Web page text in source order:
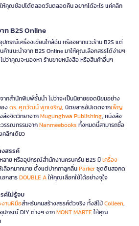
ห้คุณช้อปได้ตลอดวันตลอดคืน อยากได้อะไร แค่คลิก
ก B2S Online
ปกรณ์เครื่องเขียนใกล้ฉัน หรืออยากแวะร้าน B2S แต่
ค้าแนะนำจาก B2S Online มาให้คุณเลือกสรรได้ง่ายๆ
ว่าคุณจะมองหา ร้านขายหนังสือ หรือสินค้าอื่นๆ
ากสำนักพิมพ์ชั้นนำ ไม่ว่าจะเป็นนิยายยอดนิยมอย่าง
องดร. ศุภวัฒน์ พุกเจริญ, นิตยสารอัปเดตจากเพ็ญ
สือจิตวิทยาจากMugunghwa Publishing, หนังสือ
วรรณกรรมจากNanmeebooks ทั้งหมดนี้สามารถซื้อ
คลิกเดียว
งสรรค์
าย หรืออุปกรณ์สำนักงานครบครัน B2S มีเครื่อง
เลือกมากมาย ตั้งแต่ปากกาลูกลื่นParkerชุดดินสอกด
อกสารDOUBLE Aให้คุณเลือกใช้ได้อย่างจุใจ
ค์ไม่รู้จบ
งานฝีมือสำหรับคนสร้างสรรค์ตัวจริง ทั้งสีไม้Colleen,
ปกรณ์ DIY ต่างๆ จากMONT MARTEให้คุณ